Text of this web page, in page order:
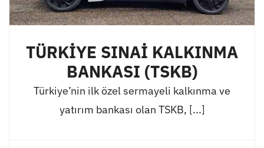
TÜRKİYE SINAİ KALKINMA
BANKASI (TSKB)
Türkiye’nin ilk özel sermayeli kalkınma ve
yatırım bankası olan TSKB, [...]